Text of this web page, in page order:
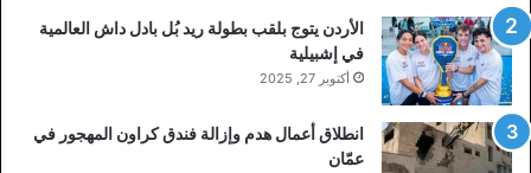
الأردن يتوج بلقب بطولة ريد بُل بادل داش العالمية
في إشبيلية
أكتوبر 27, 2025
انطلاق أعمال هدم وإزالة فندق كراون المهجور في
عمّان